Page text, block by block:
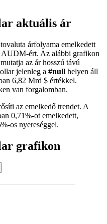
aktuális ár
árfolyama emelkedett
AUDM-ért. Az alábbi grafikon
az ár hosszú távú
jelenleg a #null helyen áll
6,82 Mrd $ értékkel.
van forgalomban.
az emelkedő trendet. A
0,71%-ot emelkedett,
os nyereséggel.
grafikon